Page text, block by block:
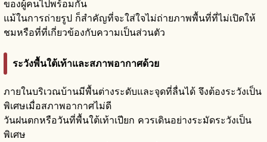
ของผู้คนไปพร้อมกัน
แม้ในการถ่ายรูป ก็สำคัญที่จะใส่ใจไม่ถ่ายภาพพื้นที่ที่ไม่เปิดให้
ชมหรือที่ที่เกี่ยวข้องกับความเป็นส่วนตัว
ระวังพื้นใต้เท้าและสภาพอากาศด้วย
ภายในบริเวณบ้านมีพื้นต่างระดับและจุดที่ลื่นได้ จึงต้องระวังเป็น
พิเศษเมื่อสภาพอากาศไม่ดี
วันฝนตกหรือวันที่พื้นใต้เท้าเปียก ควรเดินอย่างระมัดระวังเป็น
พิเศษ